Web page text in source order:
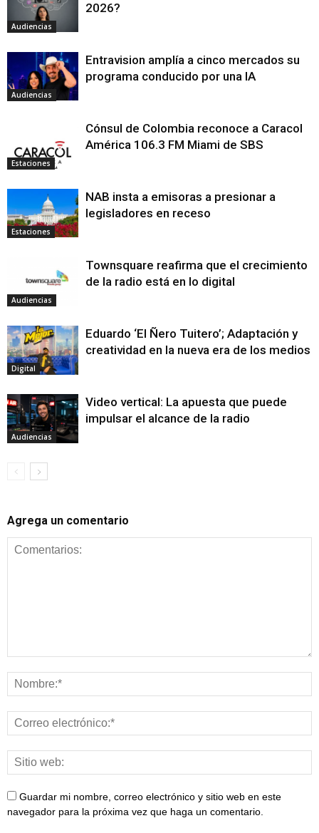
Audiencias
2026?
Audiencias
Entravision amplía a cinco mercados su
programa conducido por una IA
Estaciones
Cónsul de Colombia reconoce a Caracol
América 106.3 FM Miami de SBS
Estaciones
NAB insta a emisoras a presionar a
legisladores en receso
Audiencias
Townsquare reafirma que el crecimiento
de la radio está en lo digital
Digital
Eduardo ‘El Ñero Tuitero’; Adaptación y
creatividad en la nueva era de los medios
Audiencias
Video vertical: La apuesta que puede
impulsar el alcance de la radio
Agrega un comentario
Guardar mi nombre, correo electrónico y sitio web en este
navegador para la próxima vez que haga un comentario.